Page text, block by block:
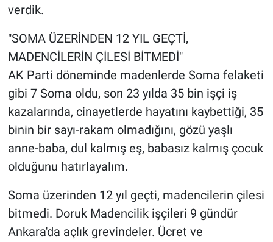
verdik.
"SOMA ÜZERİNDEN 12 YIL GEÇTİ,
MADENCİLERİN ÇİLESİ BİTMEDİ"
AK Parti döneminde madenlerde Soma felaketi
gibi 7 Soma oldu, son 23 yılda 35 bin işçi iş
kazalarında, cinayetlerde hayatını kaybettiği, 35
binin bir sayı-rakam olmadığını, gözü yaşlı
anne-baba, dul kalmış eş, babasız kalmış çocuk
olduğunu hatırlayalım.
Soma üzerinden 12 yıl geçti, madencilerin çilesi
bitmedi. Doruk Madencilik işçileri 9 gündür
Ankara'da açlık grevindeler. Ücret ve